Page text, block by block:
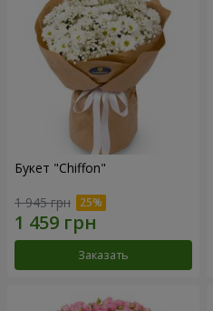
Букет "Chiffon"
1 945 грн
Заказать